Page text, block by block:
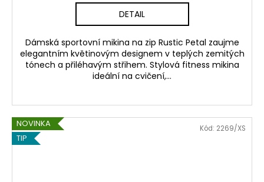
DETAIL
Dámská sportovní mikina na zip Rustic Petal zaujme
elegantním květinovým designem v teplých zemitých
tónech a přiléhavým střihem. Stylová fitness mikina
ideální na cvičení,...
NOVINKA
TIP
Kód: 2269/XS